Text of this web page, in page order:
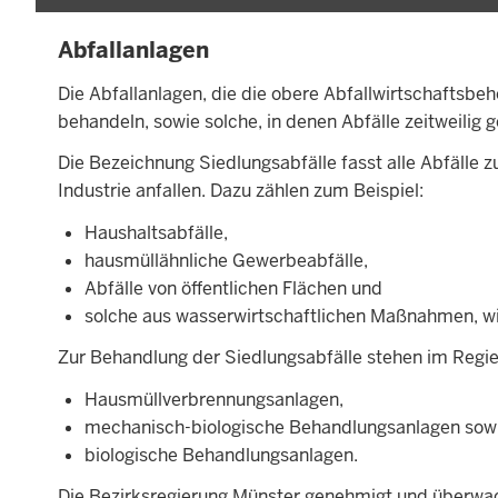
Abfallanlagen
Die Abfallanlagen, die die obere
behandeln, sowie solche, in denen Abfälle zeitweilig
Die Bezeichnung Siedlungsabfälle fasst alle Abfälle
Industrie anfallen. Dazu zählen zum Beispiel:
Haushaltsabfälle,
hausmüllähnliche Gewerbeabfälle,
Abfälle von öffentlichen Flächen und
solche aus wasserwirtschaftlichen Maßnahmen,
Zur Behandlung der Siedlungsabfälle stehen im
Hausmüllverbrennungsanlagen,
mechanisch-biologische Behandlungsanlagen
biologische Behandlungsanlagen.